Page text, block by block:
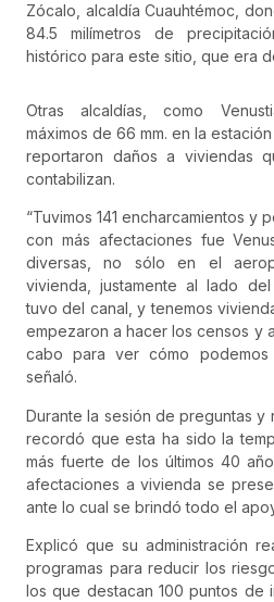
Zócalo, alcaldía Cuauhtémoc,
84.5 milímetros de
histórico para este sitio, que era
Otras alcaldías, como
máximos de 66 mm. en la
reportaron daños a viviendas
contabilizan.
“Tuvimos 141 encharcamientos y
con más afectaciones fue
diversas, no sólo en el
vivienda, justamente al lado
tuvo del canal, y tenemos
empezaron a hacer los censos y
cabo para ver cómo
señaló.
Durante la sesión de preguntas y
recordó que esta ha sido la
más fuerte de los últimos 40
afectaciones a vivienda se
ante lo cual se brindó todo el
Explicó que su administración
programas para reducir los
los que destacan 100 puntos de